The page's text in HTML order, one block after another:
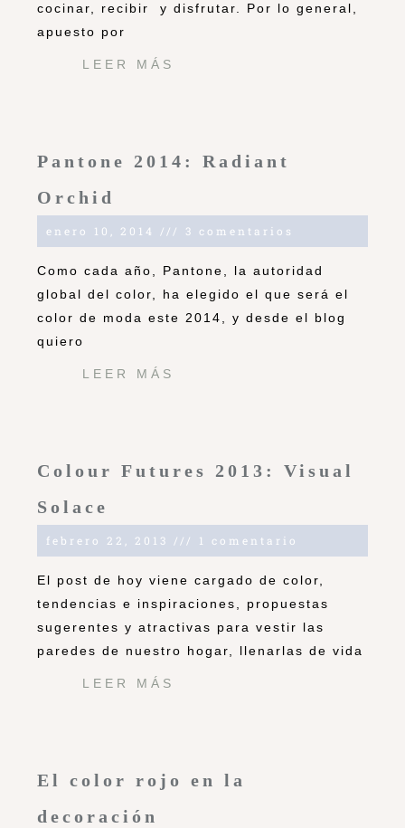
cocinar, recibir y disfrutar. Por lo general,
apuesto por
LEER MÁS
Pantone 2014: Radiant
Orchid
enero 10, 2014 3 comentarios
Como cada año, Pantone, la autoridad
global del color, ha elegido el que será el
color de moda este 2014, y desde el blog
quiero
LEER MÁS
Colour Futures 2013: Visual
Solace
febrero 22, 2013 1 comentario
El post de hoy viene cargado de color,
tendencias e inspiraciones, propuestas
sugerentes y atractivas para vestir las
paredes de nuestro hogar, llenarlas de vida
LEER MÁS
El color rojo en la
decoración